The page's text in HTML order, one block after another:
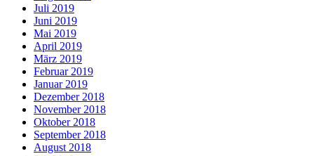
Juli 2019
Juni 2019
Mai 2019
April 2019
März 2019
Februar 2019
Januar 2019
Dezember 2018
November 2018
Oktober 2018
September 2018
August 2018